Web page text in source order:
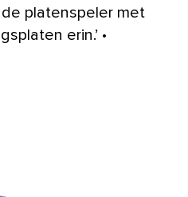
platenspeler met
erin.’ •